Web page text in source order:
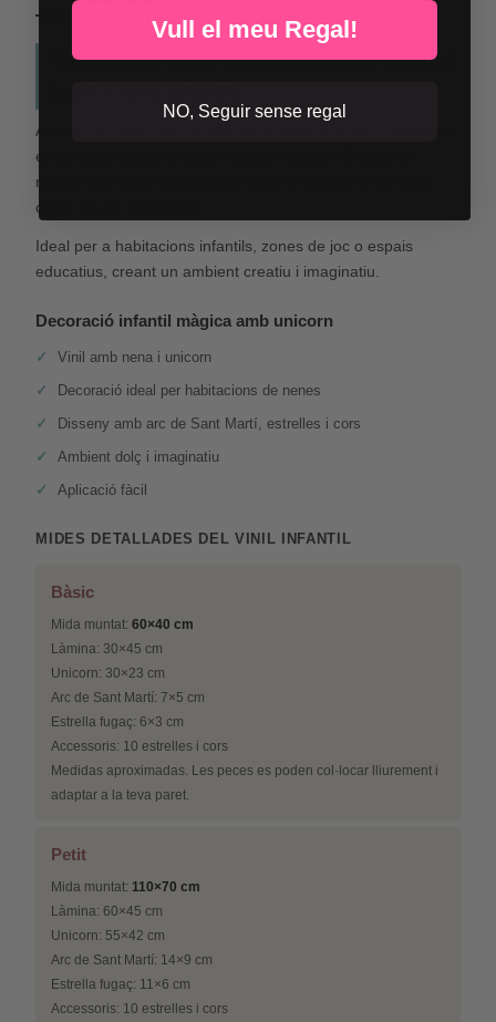
Vinil infantil nena amb unicorn per decorar
Aquest vinil decoratiu infantil transforma qualsevol habitació
en un espai ple de màgia, fantasia i dolçor. El disseny
mostra una nena muntant un unicorn envoltat d’estrelles,
cors i arc de Sant Martí.
Ideal per a habitacions infantils, zones de joc o espais
educatius, creant un ambient creatiu i imaginatiu.
Decoració infantil màgica amb unicorn
Vinil amb nena i unicorn
Decoració ideal per habitacions de nenes
Disseny amb arc de Sant Martí, estrelles i cors
Ambient dolç i imaginatiu
Aplicació fàcil
MIDES DETALLADES DEL VINIL INFANTIL
Bàsic
Mida muntat:60×40 cm
Làmina: 30×45 cm
Unicorn: 30×23 cm
Arc de Sant Martí: 7×5 cm
Estrella fugaç: 6×3 cm
Accessoris: 10 estrelles i cors
Medidas aproximadas. Les peces es poden col·locar lliurement i
adaptar a la teva paret.
Petit
Mida muntat: 110×70 cm
Làmina: 60×45 cm
Unicorn: 55×42 cm
Arc de Sant Martí: 14×9 cm
Estrella fugaç: 11×6 cm
Accessoris: 10 estrelles i cors
Vull el meu Regal!
NO, Seguir sense regal